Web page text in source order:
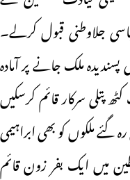
جلاوطنی قبول کرلے۔
پسندیدہ ملک جانے پر آمادہ
پتلی سرکار قائم کرسکیں
ملکوں کو بھی ابراہیمی
میں ایک بفر زون قائم